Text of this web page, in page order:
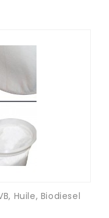
Huile, Biodiesel